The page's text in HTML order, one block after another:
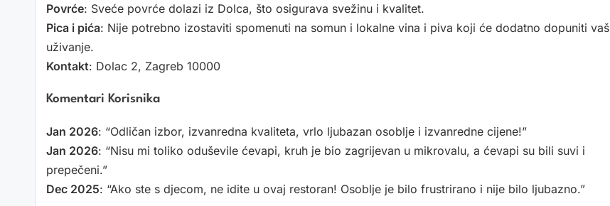
Povrće: Sveće povrće dolazi iz Dolca, što osigurava svežinu i kvalitet.
Pica i pića: Nije potrebno izostaviti spomenuti na somun i lokalne vina i piva koji će dodatno dopuniti vaš
uživanje.
Kontakt: Dolac 2, Zagreb 10000
Komentari Korisnika
Jan 2026: “Odličan izbor, izvanredna kvaliteta, vrlo ljubazan osoblje i izvanredne cijene!”
Jan 2026: “Nisu mi toliko oduševile ćevapi, kruh je bio zagrijevan u mikrovalu, a ćevapi su bili suvi i
prepečeni.”
Dec 2025: “Ako ste s djecom, ne idite u ovaj restoran! Osoblje je bilo frustrirano i nije bilo ljubazno.”